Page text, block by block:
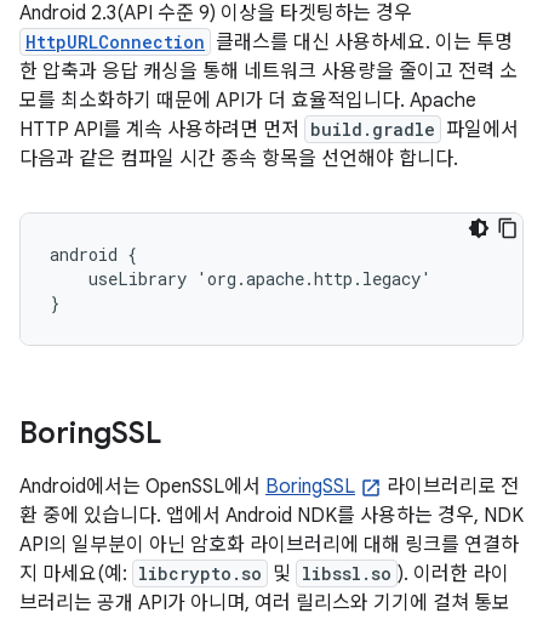
Android 2.3(API 수준 9) 이상을 타겟팅하는 경우
HttpURLConnection 클래스를 대신 사용하세요. 이는 투명
한 압축과 응답 캐싱을 통해 네트워크 사용량을 줄이고 전력 소
모를 최소화하기 때문에 API가 더 효율적입니다. Apache
HTTP API를 계속 사용하려면 먼저
build.gradle 파일에서
다음과 같은 컴파일 시간 종속 항목을 선언해야 합니다.
android {
    useLibrary 'org.apache.http.legacy'
}
BoringSSL
Android에서는 OpenSSL에서 BoringSSL
라이브러리로 전
환 중에 있습니다. 앱에서 Android NDK를 사용하는 경우, NDK
API의 일부분이 아닌 암호화 라이브러리에 대해 링크를 연결하
지 마세요(예: libcrypto.so 및 libssl.so ). 이러한 라이
브러리는 공개 API가 아니며, 여러 릴리스와 기기에 걸쳐 통보